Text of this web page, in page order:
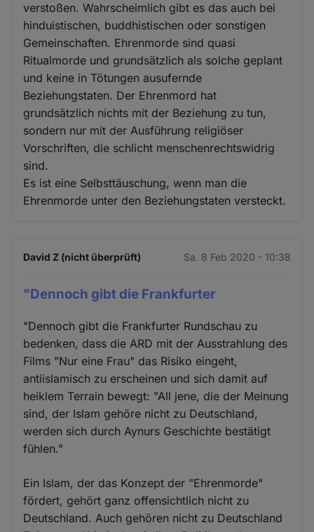
verstoßen. Wahrscheimlich gibt es das auch bei
hinduistischen, buddhistischen oder sonstigen
Gemeinschaften. Ehrenmorde sind quasi
Ritualmorde und grundsätzlich als solche geplant
und keine in Tötungen ausufernde
Beziehungstaten. Der Ehrenmord hat
grundsätzlich nichts mit der Beziehung zu tun,
sondern nur mit der Ausführung religiöser
Vorschriften, die schlicht menschenrechtswidrig
sind.
Es ist eine Selbsttäuschung, wenn man die
Ehrenmorde unter den Beziehungstaten versteckt.
David Z (nicht überprüft) Sa. 8 Feb 2020 - 10:38
"Dennoch gibt die Frankfurter
"Dennoch gibt die Frankfurter Rundschau zu
bedenken, dass die ARD mit der Ausstrahlung des
Films "Nur eine Frau" das Risiko eingeht,
antiislamisch zu erscheinen und sich damit auf
heiklem Terrain bewegt: "All jene, die der Meinung
sind, der Islam gehöre nicht zu Deutschland,
werden sich durch Aynurs Geschichte bestätigt
fühlen."
Ein Islam, der das Konzept der "Ehrenmorde"
fördert, gehört ganz offensichtlich nicht zu
Deutschland. Auch gehören nicht zu Deutschland